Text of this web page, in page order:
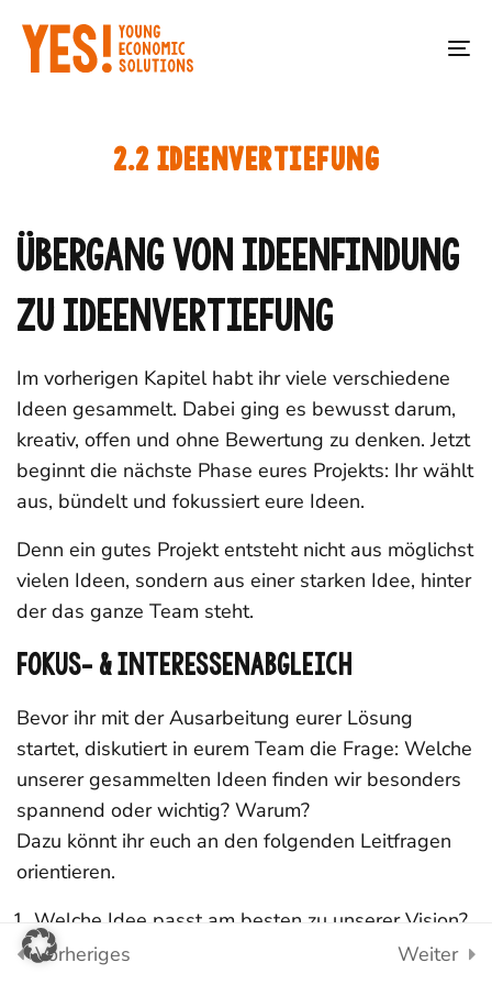
links
to
primary
YES! 2026 Lernplattform
eure Vision!
Phase 2: Erarbeitet
eure Lösungsidee!
4
2.1 Ideenfindung
2.2 Ideenvertiefung
2.3 Eine Lösung
erarbeiten
Phase 2: Teste dein
Wissen!
3 Questions
Phase 3: Lernt eure
5
Phase 4: Erarbeitet
euer
Geschäftsmodell!
5
Phase 5: Präsentiert
eure Idee!
6
2.2 Ideenvertiefung
Übergang von Ideenfindung
zu Ideenvertiefung
Im vorherigen Kapitel habt ihr viele verschiedene
Ideen gesammelt. Dabei ging es bewusst darum,
kreativ, offen und ohne Bewertung zu denken. Jetzt
beginnt die nächste Phase eures Projekts: Ihr wählt
aus, bündelt und fokussiert eure Ideen.
Denn ein gutes Projekt entsteht nicht aus möglichst
vielen Ideen, sondern aus einer starken Idee, hinter
der das ganze Team steht.
Fokus- & Interessenabgleich
Bevor ihr mit der Ausarbeitung eurer Lösung
startet, diskutiert in eurem Team die Frage: Welche
unserer gesammelten Ideen finden wir besonders
spannend oder wichtig? Warum?
Dazu könnt ihr euch an den folgenden Leitfragen
orientieren.
Welche Idee passt am besten zu unserer Vision?
Mit welcher Idee wollen wir uns über einen
Vorheriges Weiter
Schirmherrschaft:
Das YES! ist Teil der
Initiative:
YES! Young Economic Solutions
instagram
youtube
Impressum